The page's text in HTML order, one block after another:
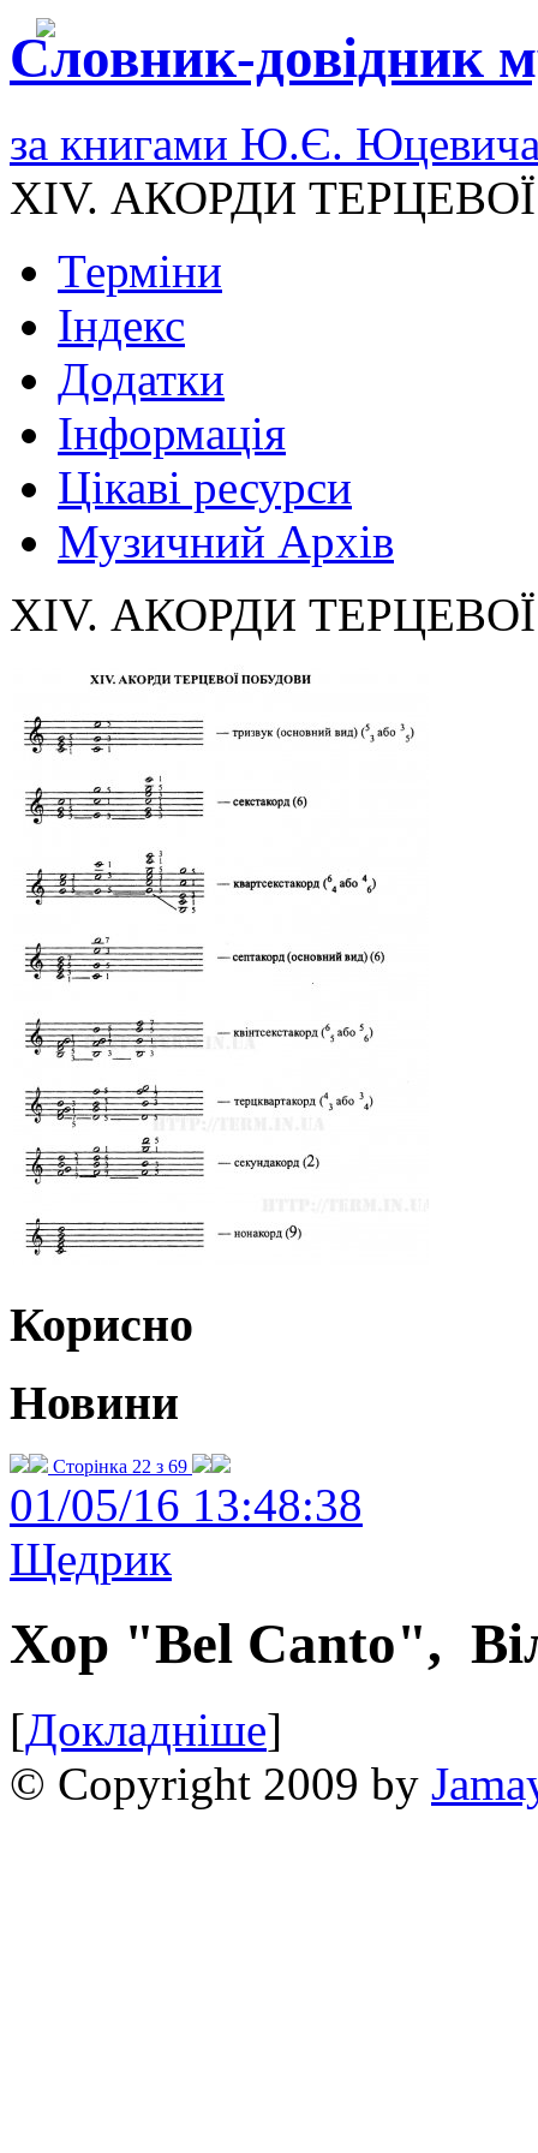
Словник-довідник
за книгами Ю.Є.
XIV. АКОРДИ
Терміни
Індекс
Додатки
Інформація
Цікаві ресурси
Музичний Архів
XIV. АКОРДИ
Корисно
Новини
Сторінка 22 з 69
01/05/16 13:48:38
Щедрик
Хор "Bel Canto",
[Докладніше]
© Copyright 2009 by